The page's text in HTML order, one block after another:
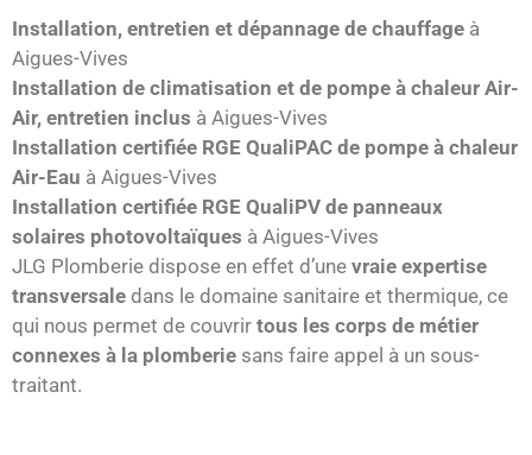
Installation, entretien et dépannage de chauffage à
Aigues-Vives
Installation de climatisation et de pompe à chaleur Air-
Air, entretien inclus à Aigues-Vives
Installation certifiée RGE QualiPAC de pompe à chaleur
Air-Eau à Aigues-Vives
Installation certifiée RGE QualiPV de panneaux
solaires photovoltaïques à Aigues-Vives
JLG Plomberie dispose en effet d’une vraie expertise
transversale dans le domaine sanitaire et thermique, ce
qui nous permet de couvrir tous les corps de métier
connexes à la plomberie sans faire appel à un sous-
traitant.